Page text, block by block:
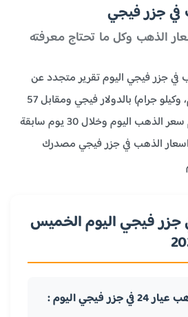
جزر فيجي
الذهب وكل ما تحتاج معرفته
في جزر فيجي اليوم تقرير متجدد عن
اسعار الذهب ( أوقية، جرام، وكيلو جرام) بالدولار فيجي ومقابل 57
عملة أخري. نحن نقدم لكم سعر الذهب اليوم وخلال 30 يوم سابقة
الذهب في جزر فيجي مصدرك
فيجي اليوم الخميس
فيجي اليوم :